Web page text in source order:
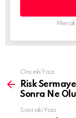
Daha
fazla
Önceki Yazı
Risk
Sonra Ne
Sonraki Yazı